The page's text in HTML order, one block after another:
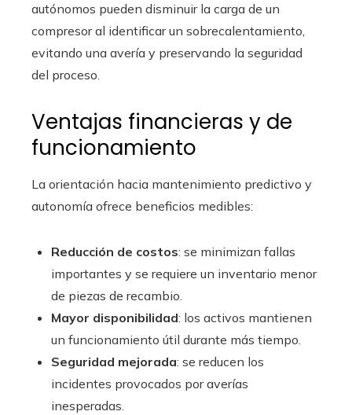
autónomos pueden disminuir la carga de un
compresor al identificar un sobrecalentamiento,
evitando una avería y preservando la seguridad
del proceso.
Ventajas financieras y de
funcionamiento
La orientación hacia mantenimiento predictivo y
autonomía ofrece beneficios medibles:
Reducción de costos: se minimizan fallas
importantes y se requiere un inventario menor
de piezas de recambio.
Mayor disponibilidad: los activos mantienen
un funcionamiento útil durante más tiempo.
Seguridad mejorada: se reducen los
incidentes provocados por averías
inesperadas.